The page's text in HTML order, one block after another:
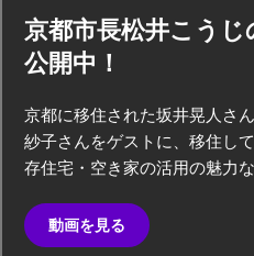
京都市長松井こうじ
公開中！
京都に移住された坂井晃人さ
紗子さんをゲストに、移住し
存住宅・空き家の活用の魅力
動画を見る